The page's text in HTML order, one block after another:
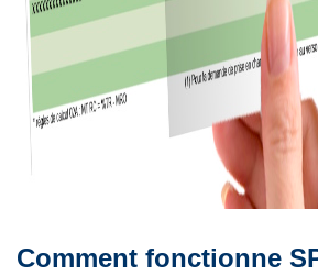
Comment fonctionne